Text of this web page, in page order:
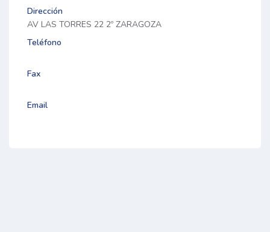
Dirección
AV LAS TORRES 22 2º ZARAGOZA
Teléfono
Fax
Email